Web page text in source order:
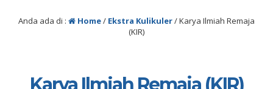
Anda ada di : Home/ Ekstra Kulikuler/Karya Ilmiah Remaja
(KIR)
Karya Ilmiah Remaja (KIR)